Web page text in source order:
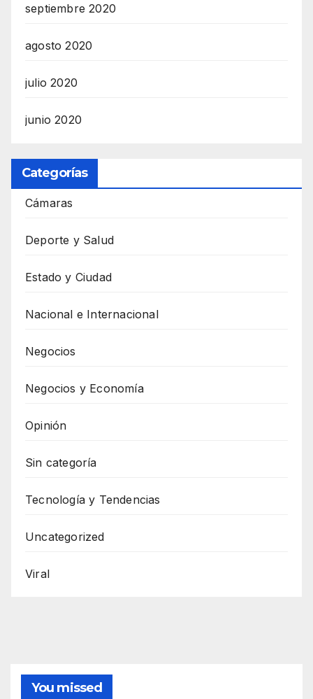
septiembre 2020
agosto 2020
julio 2020
junio 2020
Categorías
Cámaras
Deporte y Salud
Estado y Ciudad
Nacional e Internacional
Negocios
Negocios y Economía
Opinión
Sin categoría
Tecnología y Tendencias
Uncategorized
Viral
You missed